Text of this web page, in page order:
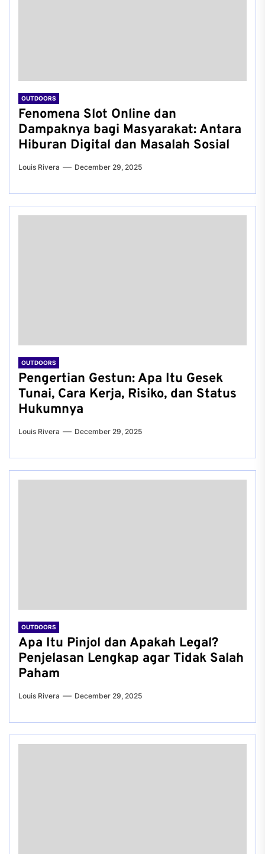
OUTDOORS
Fenomena Slot Online dan
Dampaknya bagi Masyarakat: Antara
Hiburan Digital dan Masalah Sosial
Louis Rivera December 29, 2025
OUTDOORS
Pengertian Gestun: Apa Itu Gesek
Tunai, Cara Kerja, Risiko, dan Status
Hukumnya
Louis Rivera December 29, 2025
OUTDOORS
Apa Itu Pinjol dan Apakah Legal?
Penjelasan Lengkap agar Tidak Salah
Paham
Louis Rivera December 29, 2025